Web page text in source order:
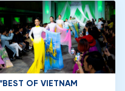
OF VIETNAM